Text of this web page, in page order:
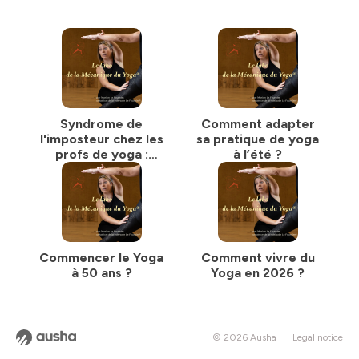
Syndrome de
l'imposteur chez les
profs de yoga :
comment s'en sortir
?
Comment adapter
sa pratique de yoga
à l’été ?
Commencer le Yoga
à 50 ans ?
Comment vivre du
Yoga en 2026 ?
© 2026 Ausha Legal notice